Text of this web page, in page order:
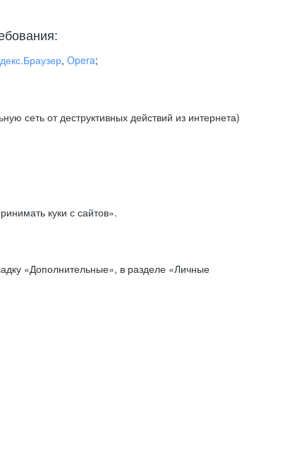
, Opera;
сеть от деструктивных действий из интернета)
куки с сайтов».
«Дополнительные», в разделе «Личные